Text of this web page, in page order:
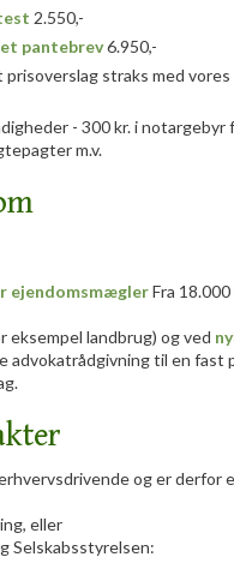
2.550,-
pantebrev6.950,-
prisoverslag straks med vores
- 300 kr. i
m.v.
ejendomsmæglerFra 18.000
eksempel landbrug) og ved
advokatrådgivning til en fast
og er derfor
eller
Selskabsstyrelsen: